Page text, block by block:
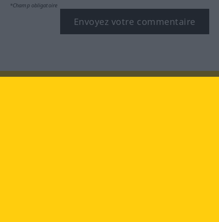
*Champ obligatoire
Envoyez votre commentaire